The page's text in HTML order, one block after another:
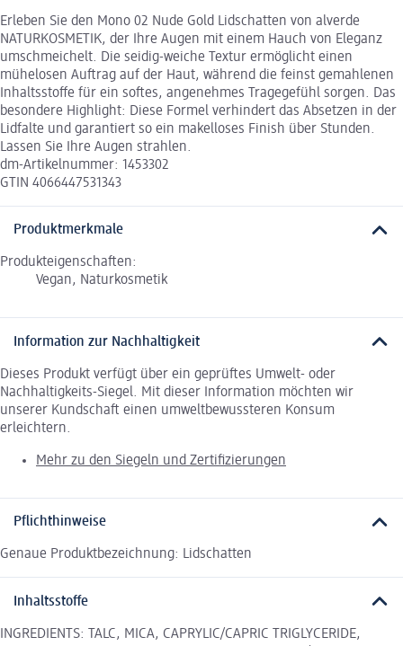
Erleben Sie den Mono 02 Nude Gold Lidschatten von alverde
NATURKOSMETIK, der Ihre Augen mit einem Hauch von Eleganz
umschmeichelt. Die seidig-weiche Textur ermöglicht einen
mühelosen Auftrag auf der Haut, während die feinst gemahlenen
Inhaltsstoffe für ein softes, angenehmes Tragegefühl sorgen. Das
besondere Highlight: Diese Formel verhindert das Absetzen in der
Lidfalte und garantiert so ein makelloses Finish über Stunden.
Lassen Sie Ihre Augen strahlen.
dm-Artikelnummer: 1453302
GTIN 4066447531343
Produktmerkmale
Produkteigenschaften:
Vegan, Naturkosmetik
Information zur Nachhaltigkeit
Dieses Produkt verfügt über ein geprüftes Umwelt- oder
Nachhaltigkeits-Siegel. Mit dieser Information möchten wir
unserer Kundschaft einen umweltbewussteren Konsum
erleichtern.
Mehr zu den Siegeln und Zertifizierungen
Pflichthinweise
Genaue Produktbezeichnung: Lidschatten
Inhaltsstoffe
INGREDIENTS: TALC, MICA, CAPRYLIC/CAPRIC TRIGLYCERIDE,